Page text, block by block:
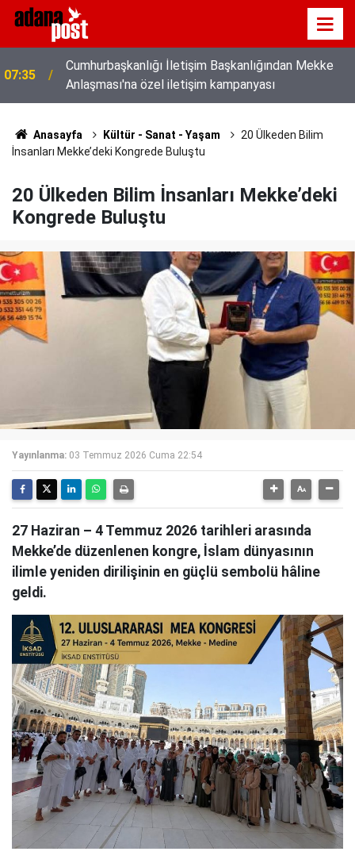
07:35
Cumhurbaşkanlığı İletişim Başkanlığından Mekke
Anlaşması'na özel iletişim kampanyası
Anasayfa Kültür - Sanat - Yaşam
20 Ülkeden Bilim
İnsanları Mekke’deki Kongrede Buluştu
20 Ülkeden Bilim İnsanları Mekke’deki
Kongrede Buluştu
Yayınlanma: 03 Temmuz 2026 Cuma 22:54
27 Haziran – 4 Temmuz 2026 tarihleri arasında
Mekke’de düzenlenen kongre, İslam dünyasının
ilimle yeniden dirilişinin en güçlü sembolü hâline
geldi.